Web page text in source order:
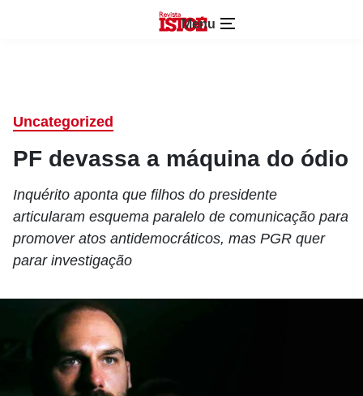
Menu
Uncategorized
PF devassa a máquina do ódio
Inquérito aponta que filhos do presidente
articularam esquema paralelo de comunicação para
promover atos antidemocráticos, mas PGR quer
parar investigação